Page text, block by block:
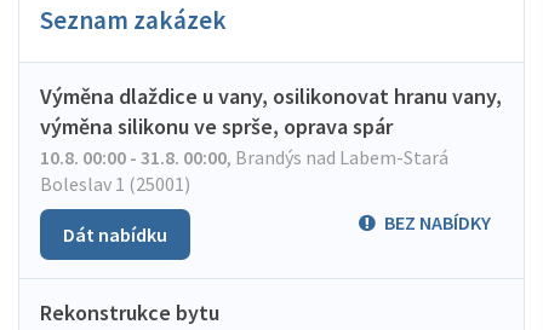
Seznam zakázek
Výměna dlaždice u vany, osilikonovat hranu vany,
výměna silikonu ve sprše, oprava spár
10.8. 00:00 - 31.8. 00:00, Brandýs nad Labem-Stará
Boleslav 1 (25001)
BEZ NABÍDKY
Dát nabídku
Rekonstrukce bytu